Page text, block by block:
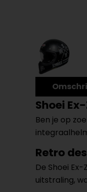
Shoei
Ben je op
Retro
De Shoei
uitstraling,